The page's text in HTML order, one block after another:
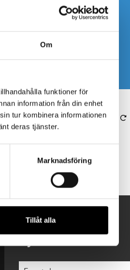
Om
funktioner för
information från din enhet
tur kombinera informationen
deras tjänster.
Marknadsföring
Tillåt alla